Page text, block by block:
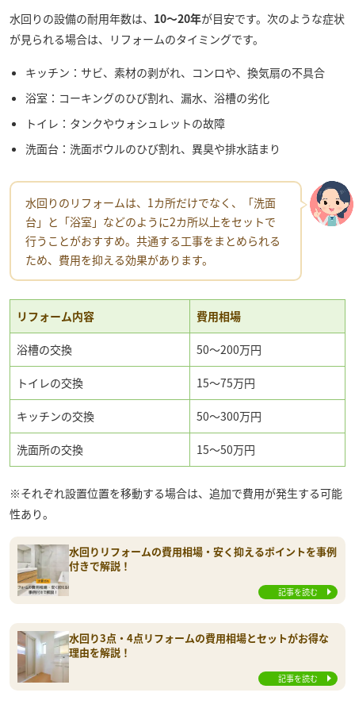
水回りの設備の耐用年数は、 10〜20年が目安です。次のような症状
が見られる場合は、リフォームのタイミングです。
キッチン：サビ、素材の剥がれ、コンロや、換気扇の不具合
浴室：コーキングのひび割れ、漏水、浴槽の劣化
トイレ：タンクやウォシュレットの故障
洗面台：洗面ボウルのひび割れ、異臭や排水詰まり
水回りのリフォームは、1カ所だけでなく、「洗面
台」と「浴室」などのように2カ所以上をセットで
行うことがおすすめ。共通する工事をまとめられる
ため、費用を抑える効果があります。
リフォーム内容 費用相場
浴槽の交換 50〜200万円
トイレの交換 15～75万円
キッチンの交換 50～300万円
洗面所の交換 15～50万円
※それぞれ設置位置を移動する場合は、追加で費用が発生する可能
性あり。
水回りリフォームの費用相場・安く抑えるポイントを事例
付きで解説！
記事を読む
水回り3点・4点リフォームの費用相場とセットがお得な
理由を解説！
記事を読む